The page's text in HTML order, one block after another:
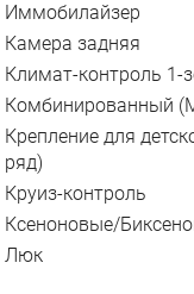
Иммобилайзер
Камера задняя
Климат-контроль 1-
Комбинированный
Крепление для
ряд)
Круиз-контроль
Ксеноновые/
Люк